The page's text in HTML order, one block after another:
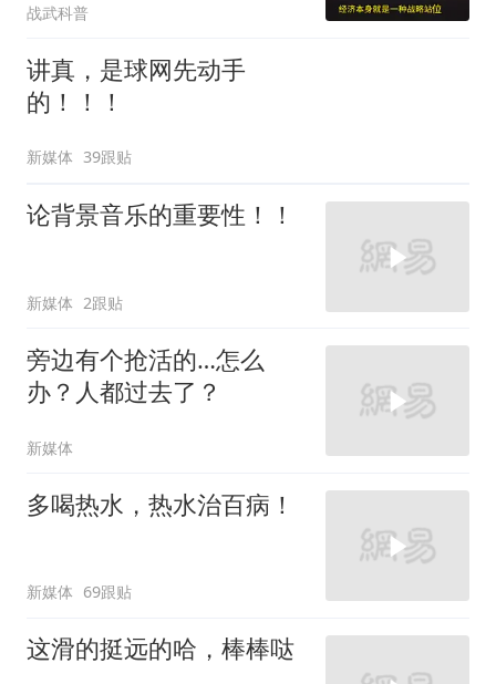
牌
战武科普
讲真，是球网先动手
的！！！
新媒体 39跟贴
论背景音乐的重要性！！
新媒体 2跟贴
旁边有个抢活的…怎么
办？人都过去了？
新媒体
多喝热水，热水治百病！
新媒体 69跟贴
这滑的挺远的哈，棒棒哒